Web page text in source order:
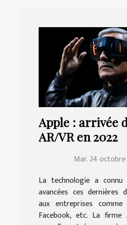
Apple : arrivée
AR/VR en 2022
Mar. 24
La technologie a connu
avancées ces dernières
aux entreprises comme
Facebook, etc. La